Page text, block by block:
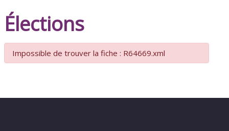
Élections
Impossible de trouver la fiche : R64669.xml